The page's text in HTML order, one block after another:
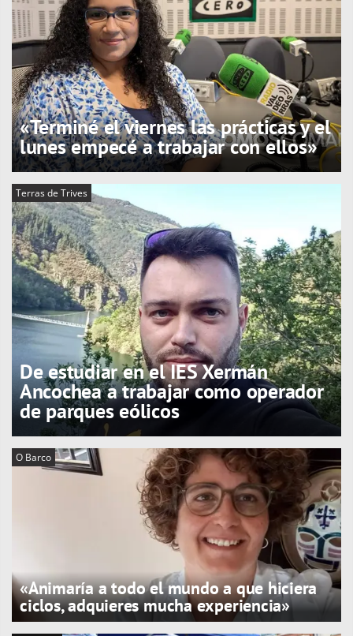
«Terminé el viernes las prácticas y el
lunes empecé a trabajar con ellos»
Terras de Trives
De estudiar en el IES Xermán
Ancochea a trabajar como operador
de parques eólicos
O Barco
«Animaría a todo el mundo a que hiciera
ciclos, adquieres mucha experiencia»